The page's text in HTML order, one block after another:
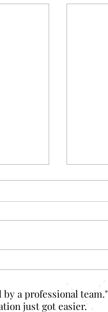
a professional team."
just got easier.